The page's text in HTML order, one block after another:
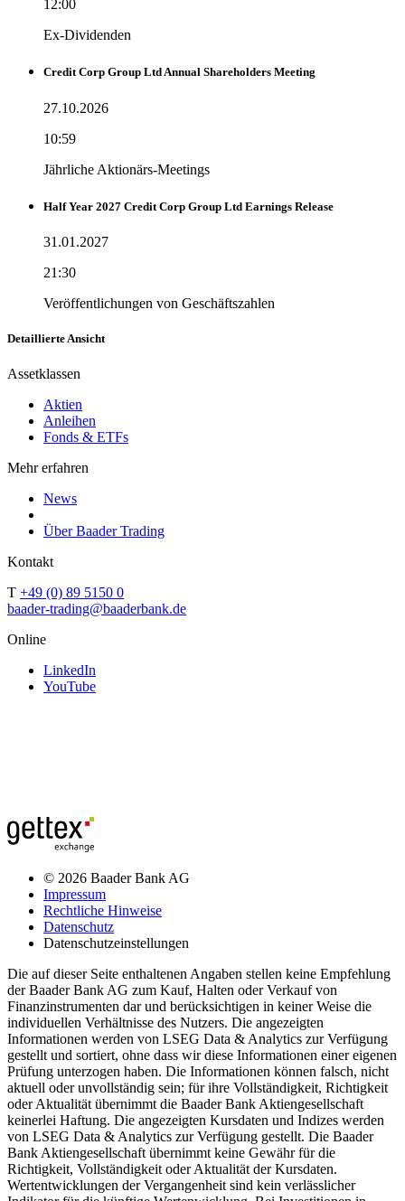
12:00
Ex-Dividenden
Credit Corp Group Ltd Annual Shareholders Meeting
27.10.2026
10:59
Jährliche Aktionärs-Meetings
Half Year 2027 Credit Corp Group Ltd Earnings Release
31.01.2027
21:30
Veröffentlichungen von Geschäftszahlen
Detaillierte Ansicht
Assetklassen
Aktien
Anleihen
Fonds & ETFs
Mehr erfahren
News
Über Baader Trading
Kontakt
T +49 (0) 89 5150 0
baader-trading@baaderbank.de
Online
LinkedIn
YouTube
© 2026 Baader Bank AG
Impressum
Rechtliche Hinweise
Datenschutz
Datenschutzeinstellungen
Die auf dieser Seite enthaltenen Angaben stellen keine Empfehlung
der Baader Bank AG zum Kauf, Halten oder Verkauf von
Finanzinstrumenten dar und berücksichtigen in keiner Weise die
individuellen Verhältnisse des Nutzers. Die angezeigten
Informationen werden von LSEG Data & Analytics zur Verfügung
gestellt und sortiert, ohne dass wir diese Informationen einer eigenen
Prüfung unterzogen haben. Die Informationen können falsch, nicht
aktuell oder unvollständig sein; für ihre Vollständigkeit, Richtigkeit
oder Aktualität übernimmt die Baader Bank Aktiengesellschaft
keinerlei Haftung. Die angezeigten Kursdaten und Indizes werden
von LSEG Data & Analytics zur Verfügung gestellt. Die Baader
Bank Aktiengesellschaft übernimmt keine Gewähr für die
Richtigkeit, Vollständigkeit oder Aktualität der Kursdaten.
Wertentwicklungen der Vergangenheit sind kein verlässlicher